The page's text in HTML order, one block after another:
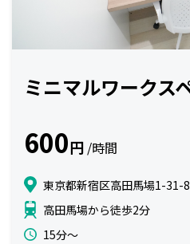
ミニマルワークス
600円 /時間
東京都新宿区高田馬場1-31-8
高田馬場から徒歩2分
15分〜